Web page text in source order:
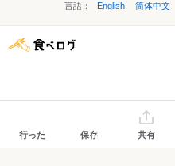
言語： English 简体中文
行った 保存 共有